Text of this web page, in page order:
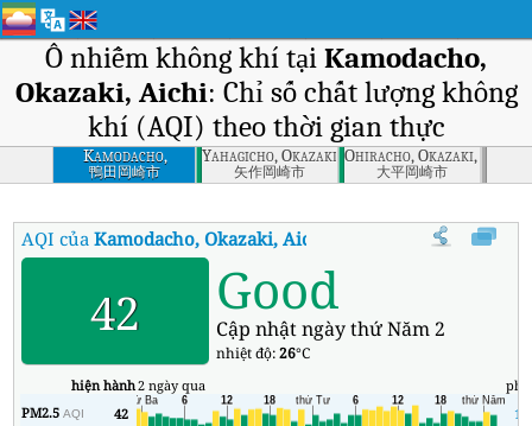
Ô nhiễm không khí tại Kamodacho,
Okazaki, Aichi: Chỉ số chất lượng không
khí (AQI) theo thời gian thực
Kamodacho,
Okazaki, Aichi
鴨田岡崎市
Yahagicho, Okazaki, Aichi
矢作岡崎市
Ohiracho, Okazaki, Aichi
大平岡崎市
AQI củaKamodacho, Okazaki, Aichi Chỉ số chất lượng không
42 Good
Cập nhật ngày thứ Năm 2
nhiệt độ:26°C
hiện hành2 ngày qua
PM2.5AQI 42
17